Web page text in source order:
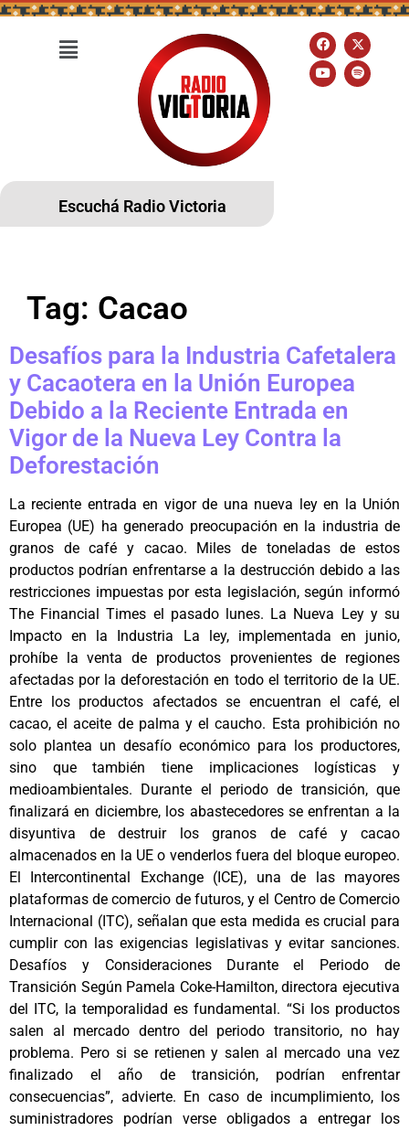
Escuchá Radio Victoria
Tag: Cacao
Desafíos para la Industria Cafetalera
y Cacaotera en la Unión Europea
Debido a la Reciente Entrada en
Vigor de la Nueva Ley Contra la
Deforestación
La reciente entrada en vigor de una nueva ley en la Unión
Europea (UE) ha generado preocupación en la industria de
granos de café y cacao. Miles de toneladas de estos
productos podrían enfrentarse a la destrucción debido a las
restricciones impuestas por esta legislación, según informó
The Financial Times el pasado lunes. La Nueva Ley y su
Impacto en la Industria La ley, implementada en junio,
prohíbe la venta de productos provenientes de regiones
afectadas por la deforestación en todo el territorio de la UE.
Entre los productos afectados se encuentran el café, el
cacao, el aceite de palma y el caucho. Esta prohibición no
solo plantea un desafío económico para los productores,
sino que también tiene implicaciones logísticas y
medioambientales. Durante el periodo de transición, que
finalizará en diciembre, los abastecedores se enfrentan a la
disyuntiva de destruir los granos de café y cacao
almacenados en la UE o venderlos fuera del bloque europeo.
El Intercontinental Exchange (ICE), una de las mayores
plataformas de comercio de futuros, y el Centro de Comercio
Internacional (ITC), señalan que esta medida es crucial para
cumplir con las exigencias legislativas y evitar sanciones.
Desafíos y Consideraciones Durante el Periodo de
Transición Según Pamela Coke-Hamilton, directora ejecutiva
del ITC, la temporalidad es fundamental. “Si los productos
salen al mercado dentro del periodo transitorio, no hay
problema. Pero si se retienen y salen al mercado una vez
finalizado el año de transición, podrían enfrentar
consecuencias”, advierte. En caso de incumplimiento, los
suministradores podrían verse obligados a entregar los